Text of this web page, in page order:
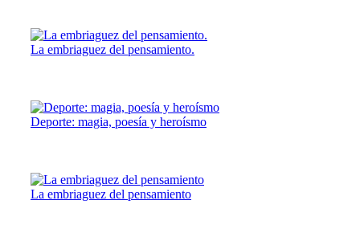
La embriaguez del pensamiento.
Deporte: magia, poesía y heroísmo
La embriaguez del pensamiento